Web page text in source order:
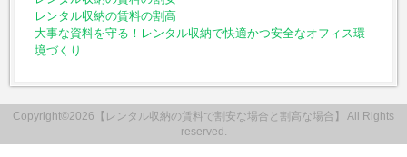
レンタル収納の賃料の割高
大事な資料を守る！レンタル収納で快適かつ安全なオフィス環
境づくり
Copyright©2026【レンタル収納の賃料で割安な場合と割高な場合】 All Rights
reserved.